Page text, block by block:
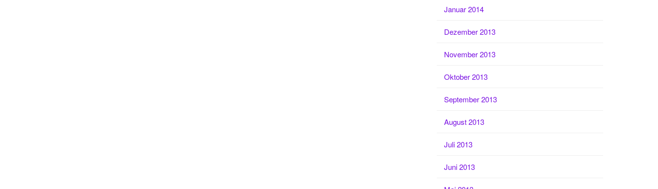
Januar 2014
Dezember 2013
November 2013
Oktober 2013
September 2013
August 2013
Juli 2013
Juni 2013